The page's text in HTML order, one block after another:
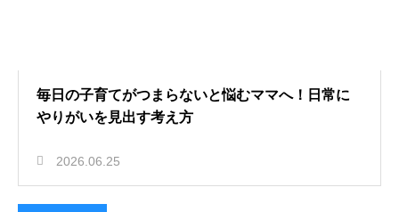
毎日の子育てがつまらないと悩むママへ！日常に
やりがいを見出す考え方
2026.06.25